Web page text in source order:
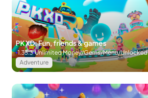
PK XD: Fun, friends & games
Adventure
1.33.3 Unlimited Money/Gems/Menu/Unlocked